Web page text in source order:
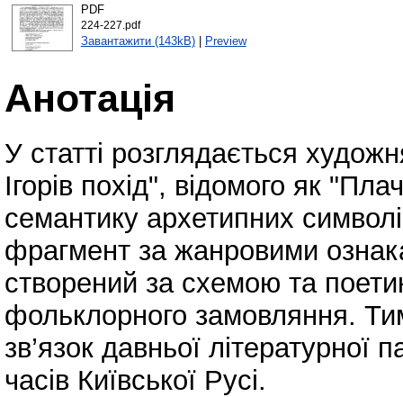
PDF
224-227.pdf
Завантажити (143kB)| Preview
Анотація
У статті розглядається
Ігорів похід", відомого як
семантику архетипних
фрагмент за жанровими
створений за схемою та
фольклорного замовляння.
зв’язок давньої
часів Київської Русі.